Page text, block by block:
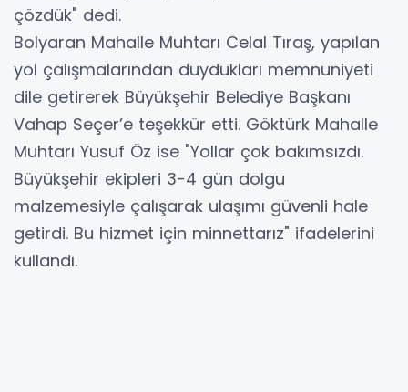
çözdük" dedi.
Bolyaran Mahalle Muhtarı Celal Tıraş, yapılan
yol çalışmalarından duydukları memnuniyeti
dile getirerek Büyükşehir Belediye Başkanı
Vahap Seçer’e teşekkür etti. Göktürk Mahalle
Muhtarı Yusuf Öz ise "Yollar çok bakımsızdı.
Büyükşehir ekipleri 3-4 gün dolgu
malzemesiyle çalışarak ulaşımı güvenli hale
getirdi. Bu hizmet için minnettarız" ifadelerini
kullandı.